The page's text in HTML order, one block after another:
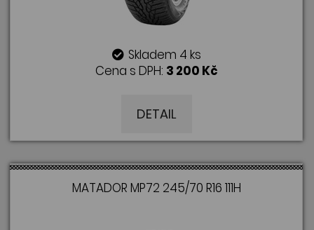
Skladem 4 ks
Cena s DPH: 3 200 Kč
DETAIL
MATADOR MP72 245/70 R16 111H